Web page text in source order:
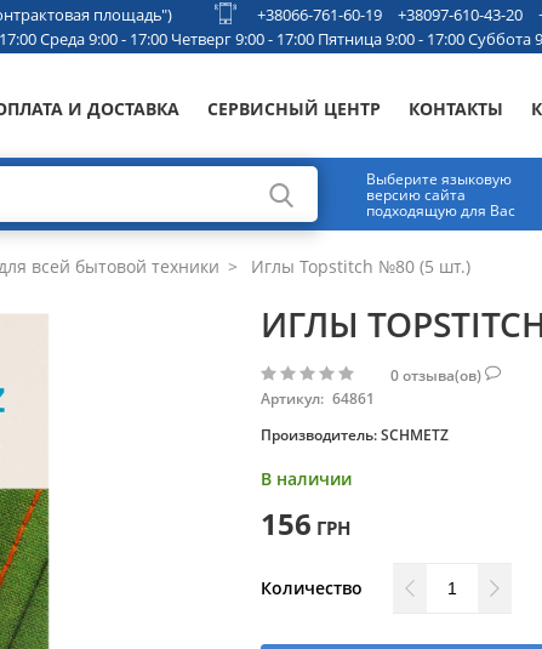
площадь") +38066-761-60-19 +38097-610-43-20
Среда 9:00 - 17:00 Четверг 9:00 - 17:00 Пятница 9:00 - 17:00 Суббота
И ДОСТАВКА СЕРВИСНЫЙ ЦЕНТР КОНТАКТЫ
Выберите языковую
версию сайта
подходящую для Вас
всей бытовой техники Иглы Topstitch №80 (5 шт.)
ИГЛЫ
0отзыва(ов)
Артикул: 64861
Производитель:SCHMETZ
В наличии
156 ГРН
Количество